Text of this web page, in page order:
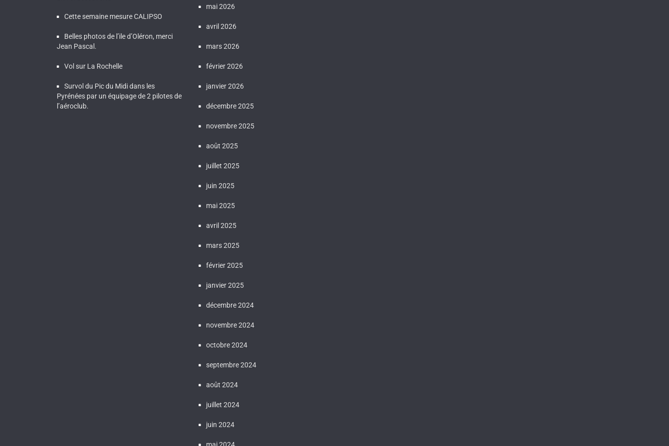
Cette semaine mesure CALIPSO
Belles photos de l’ile d’Oléron, merci
Jean Pascal.
Vol sur La Rochelle
Survol du Pic du Midi dans les
Pyrénées par un équipage de 2 pilotes de
l’aéroclub.
mai 2026
avril 2026
mars 2026
février 2026
janvier 2026
décembre 2025
novembre 2025
août 2025
juillet 2025
juin 2025
mai 2025
avril 2025
mars 2025
février 2025
janvier 2025
décembre 2024
novembre 2024
octobre 2024
septembre 2024
août 2024
juillet 2024
juin 2024
mai 2024